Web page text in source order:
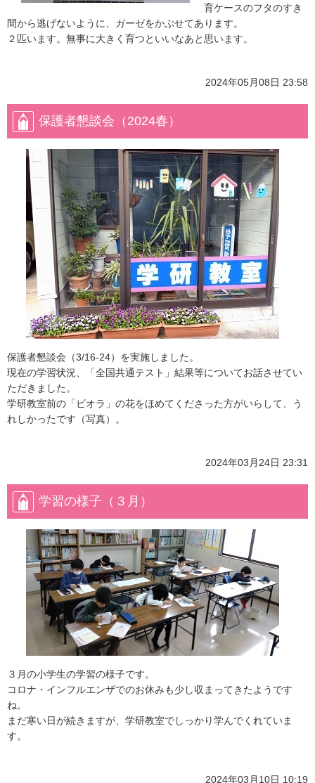
育ケースのフタのすき
間から逃げないように、ガーゼをかぶせてあります。
２匹います。無事に大きく育つといいなあと思います。
2024年05月08日 23:58
保護者懇談会（2024春）
保護者懇談会（3/16-24）を実施しました。
現在の学習状況、「全国共通テスト」結果等についてお話させてい
ただきました。
学研教室前の「ビオラ」の花をほめてくださった方がいらして、う
れしかったです（写真）。
2024年03月24日 23:31
学習の様子（３月）
３月の小学生の学習の様子です。
コロナ・インフルエンザでのお休みも少し収まってきたようです
ね。
まだ寒い日が続きますが、学研教室でしっかり学んでくれていま
す。
2024年03月10日 10:19